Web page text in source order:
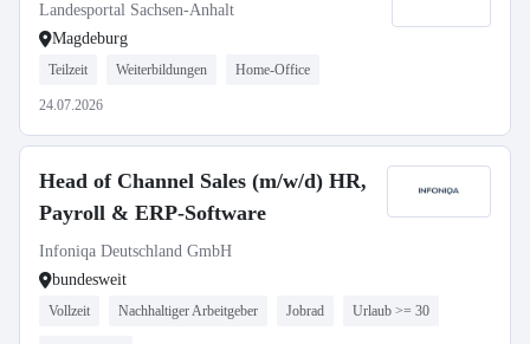
Landesportal Sachsen-Anhalt
Magdeburg
Teilzeit Weiterbildungen Home-Office
24.07.2026
Head of Channel Sales (m/w/d) HR,
Payroll & ERP-Software
Infoniqa Deutschland GmbH
bundesweit
Vollzeit Nachhaltiger Arbeitgeber Jobrad Urlaub >= 30